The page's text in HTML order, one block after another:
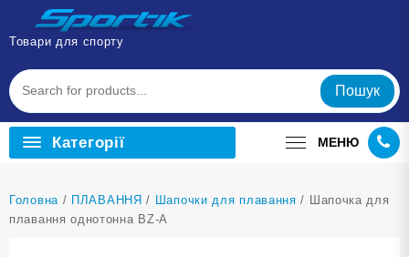
Перейти
вмісту
Товари для спорту
Пошук
Категорії МЕНЮ
Головна / ПЛАВАННЯ / Шапочки для плавання / Шапочка для
плавання однотонна BZ-A